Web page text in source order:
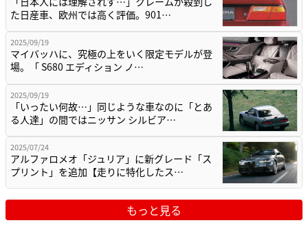
た日産車、欧州では高く評価。901…
2025/09/19
マイバッハに、究極の上をいく限定モデルが登
場。「 S680 エディション ノ…
2025/09/19
「いったい何故…」同じような車なのに「とあ
る人達」の間ではニッサン シルビア…
2025/07/24
アルファロメオ「ジュリア」に新グレード「ス
プリント」を追加【走りに特化したス…
もっと見る